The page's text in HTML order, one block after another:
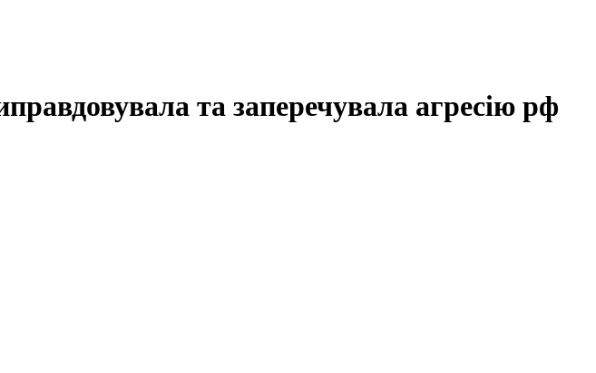
та заперечувала агресію рф